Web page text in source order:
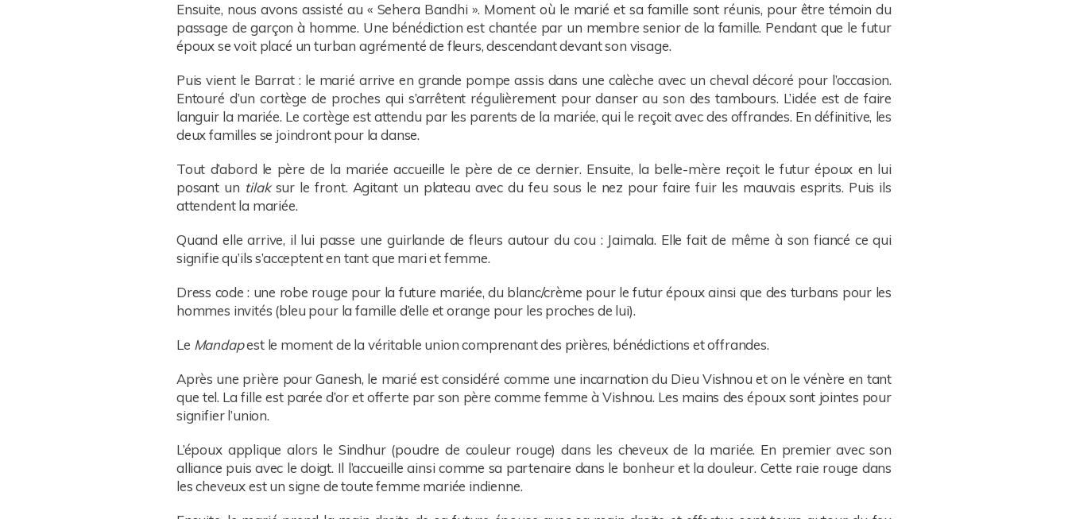
Ensuite, nous avons assisté au « Sehera Bandhi ». Moment où le marié et sa famille sont réunis, pour être témoin du
passage de garçon à homme. Une bénédiction est chantée par un membre senior de la famille. Pendant que le futur
époux se voit placé un turban agrémenté de fleurs, descendant devant son visage.
Puis vient le Barrat : le marié arrive en grande pompe assis dans une calèche avec un cheval décoré pour l’occasion.
Entouré d’un cortège de proches qui s’arrêtent régulièrement pour danser au son des tambours. L’idée est de faire
languir la mariée. Le cortège est attendu par les parents de la mariée, qui le reçoit avec des offrandes. En définitive, les
deux familles se joindront pour la danse.
Tout d’abord le père de la mariée accueille le père de ce dernier. Ensuite, la belle-mère reçoit le futur époux en lui
posant un tilaksur le front. Agitant un plateau avec du feu sous le nez pour faire fuir les mauvais esprits. Puis ils
attendent la mariée.
Quand elle arrive, il lui passe une guirlande de fleurs autour du cou : Jaimala. Elle fait de même à son fiancé ce qui
signifie qu’ils s’acceptent en tant que mari et femme.
Dress code : une robe rouge pour la future mariée, du blanc/crème pour le futur époux ainsi que des turbans pour les
hommes invités (bleu pour la famille d’elle et orange pour les proches de lui).
Le Mandapest le moment de la véritable union comprenant des prières, bénédictions et offrandes.
Après une prière pour Ganesh, le marié est considéré comme une incarnation du Dieu Vishnou et on le vénère en tant
que tel. La fille est parée d’or et offerte par son père comme femme à Vishnou. Les mains des époux sont jointes pour
signifier l’union.
L’époux applique alors le Sindhur (poudre de couleur rouge) dans les cheveux de la mariée. En premier avec son
alliance puis avec le doigt. Il l’accueille ainsi comme sa partenaire dans le bonheur et la douleur. Cette raie rouge dans
les cheveux est un signe de toute femme mariée indienne.